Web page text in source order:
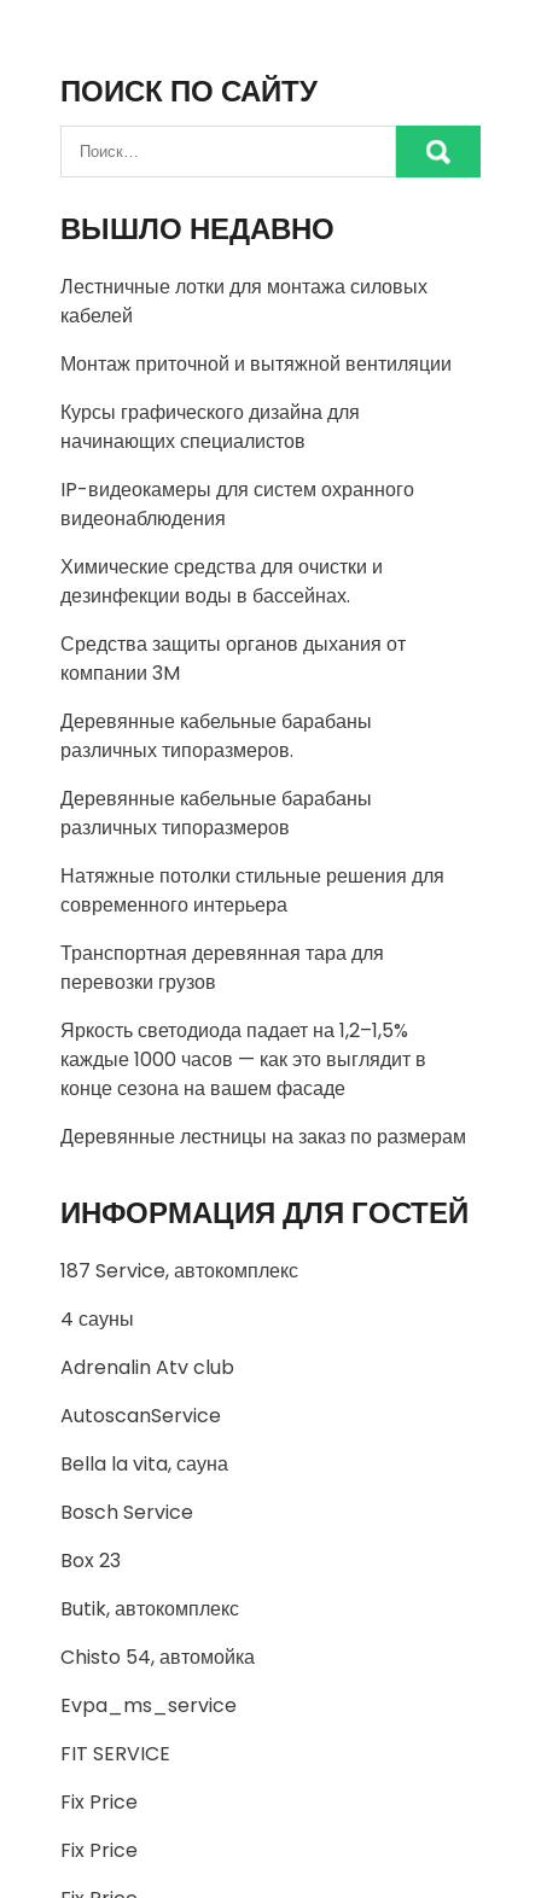
ПОИСК ПО САЙТУ
ВЫШЛО НЕДАВНО
Лестничные лотки для монтажа силовых
кабелей
Монтаж приточной и вытяжной вентиляции
Курсы графического дизайна для
начинающих специалистов
IP-видеокамеры для систем охранного
видеонаблюдения
Химические средства для очистки и
дезинфекции воды в бассейнах.
Средства защиты органов дыхания от
компании 3M
Деревянные кабельные барабаны
различных типоразмеров.
Деревянные кабельные барабаны
различных типоразмеров
Натяжные потолки стильные решения для
современного интерьера
Транспортная деревянная тара для
перевозки грузов
Яркость светодиода падает на 1,2–1,5%
каждые 1000 часов — как это выглядит в
конце сезона на вашем фасаде
Деревянные лестницы на заказ по размерам
ИНФОРМАЦИЯ ДЛЯ ГОСТЕЙ
187 Service, автокомплекс
4 сауны
Adrenalin Atv club
AutoscanService
Bella la vita, сауна
Bosch Service
Box 23
Butik, автокомплекс
Chisto 54, автомойка
Evpa_ms_service
FIT SERVICE
Fix Price
Fix Price